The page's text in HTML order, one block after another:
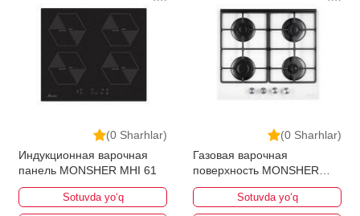
(0 Sharhlar)
Индукционная варочная
панель MONSHER MHI 61
Sotuvda yo‘q
(0 Sharhlar)
Газовая варочная
поверхность MONSHER
MHG 62 WG
Sotuvda yo‘q